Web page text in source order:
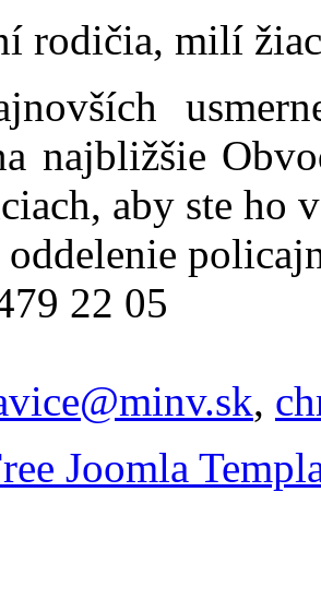
rodičia, milí
najbližšie
aby ste ho
22 05
,
Joomla